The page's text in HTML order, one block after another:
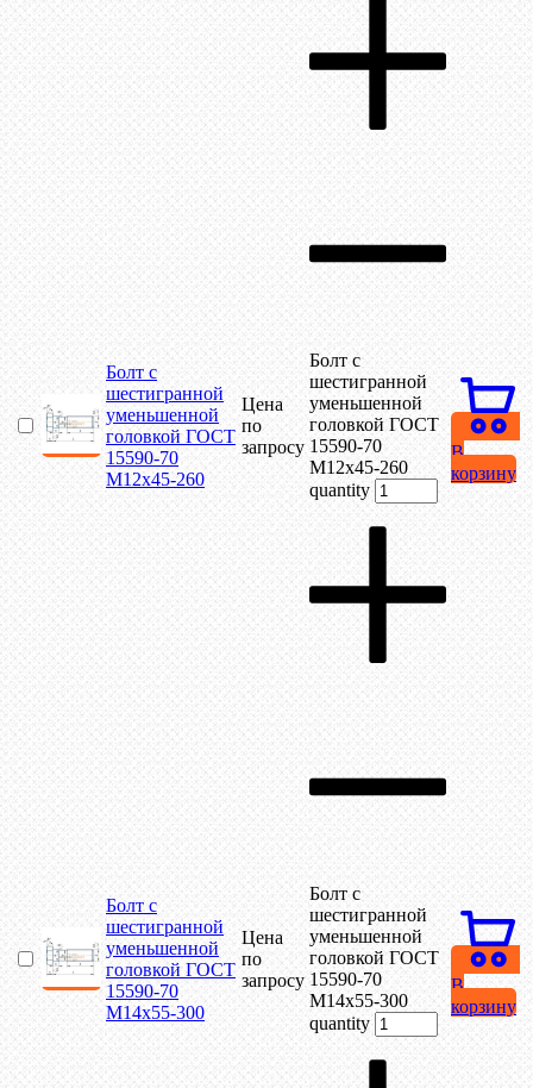
Болт с
шестигранной
уменьшенной
головкой ГОСТ
15590-70
М12х45-260
Цена
по
запросу
Болт с
шестигранной
уменьшенной
головкой ГОСТ
15590-70
М12х45-260
quantity
В
корзину
Болт с
шестигранной
уменьшенной
головкой ГОСТ
15590-70
М14х55-300
Цена
по
запросу
Болт с
шестигранной
уменьшенной
головкой ГОСТ
15590-70
М14х55-300
quantity
В
корзину